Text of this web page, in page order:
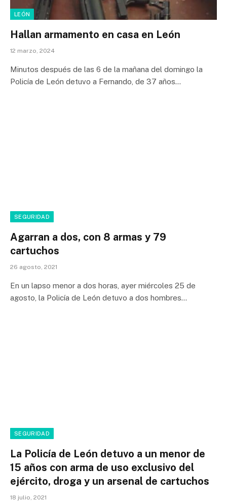
LEÓN
Hallan armamento en casa en León
12 marzo, 2024
Minutos después de las 6 de la mañana del domingo la
Policía de León detuvo a Fernando, de 37 años…
SEGURIDAD
Agarran a dos, con 8 armas y 79
cartuchos
26 agosto, 2021
En un lapso menor a dos horas, ayer miércoles 25 de
agosto, la Policía de León detuvo a dos hombres…
SEGURIDAD
La Policía de León detuvo a un menor de
15 años con arma de uso exclusivo del
ejército, droga y un arsenal de cartuchos
18 julio, 2021